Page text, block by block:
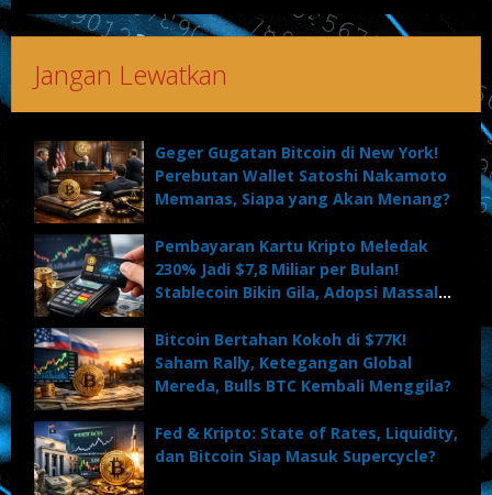
Jangan Lewatkan
Geger Gugatan Bitcoin di New York!
Perebutan Wallet Satoshi Nakamoto
Memanas, Siapa yang Akan Menang?
Pembayaran Kartu Kripto Meledak
230% Jadi $7,8 Miliar per Bulan!
Stablecoin Bikin Gila, Adopsi Massal
Bitcoin Bertahan Kokoh di $77K!
Saham Rally, Ketegangan Global
Mereda, Bulls BTC Kembali Menggila?
Fed & Kripto: State of Rates, Liquidity,
dan Bitcoin Siap Masuk Supercycle?